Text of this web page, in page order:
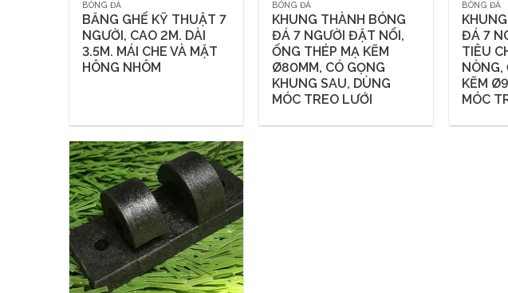
BÓNG ĐÁ
BĂNG GHẾ KỸ THUẬT 7
NGƯỜI, CAO 2M. DÀI
3.5M. MÁI CHE VÀ MẶT
HÔNG NHÔM
BÓNG ĐÁ
KHUNG THÀNH BÓNG
ĐÁ 7 NGƯỜI ĐẶT NỔI,
ỐNG THÉP MẠ KẼM
Ø80MM, CÓ GỌNG
KHUNG SAU, DÙNG
MÓC TREO LƯỚI
BÓNG ĐÁ
ĐÁ 7
TIÊU
NÒNG,
KẼM
MÓC